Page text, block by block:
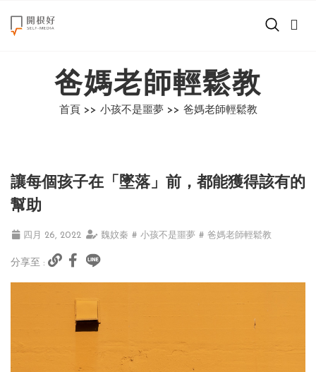
世界在想什麼
職場商業經濟
影片專區
關於我們
爸媽老師輕鬆教
首頁 >> 小孩不是噩夢 >> 爸媽老師輕鬆教
讓每個孩子在「墜落」前，都能獲得該有的
幫助
四月 26, 2022 魏妏秦 # 小孩不是噩夢 # 爸媽老師輕鬆教
分享至 :